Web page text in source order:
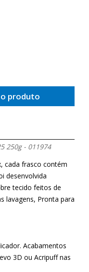
produto
250g - 011974
cada frasco contém
desenvolvida
tecido feitos de
lavagens, Pronta para
Acabamentos
3D ou Acripuff nas